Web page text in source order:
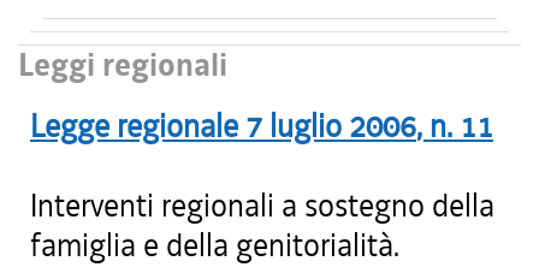
Leggi regionali
Legge regionale 7 luglio 2006, n. 11
Interventi regionali a sostegno della
famiglia e della genitorialità.